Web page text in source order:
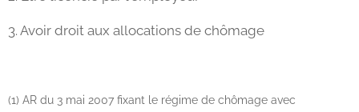
3. Avoir droit aux allocations de chômage
(1) AR du 3 mai 2007 fixant le régime de chômage avec